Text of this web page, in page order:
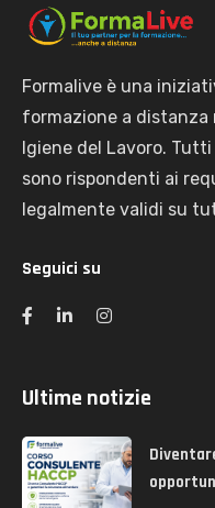
Formalive è una
formazione a distanza
Igiene del Lavoro.
sono rispondenti ai
legalmente validi su
Seguici su
Ultime notizie